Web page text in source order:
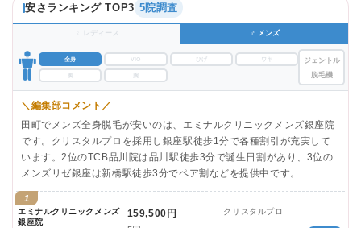
安さランキング TOP3 5院調査
♀ レディース ♂ メンズ
全身 VIO ひげ ワキ
脚
ジェントル
脱毛機
＼編集部コメント／
田町でメンズ全身脱毛が安いのは、エミナルクリニックメンズ銀座院
です。クリスタルプロを採用し銀座駅徒歩1分で各種割引が充実して
います。2位のTCB品川院は品川駅徒歩3分で誕生日割があり、3位の
メンズリゼ銀座は新橋駅徒歩3分でペア割などを提供中です。
1
エミナルクリニックメンズ
銀座院
159,500円 クリスタルプロ